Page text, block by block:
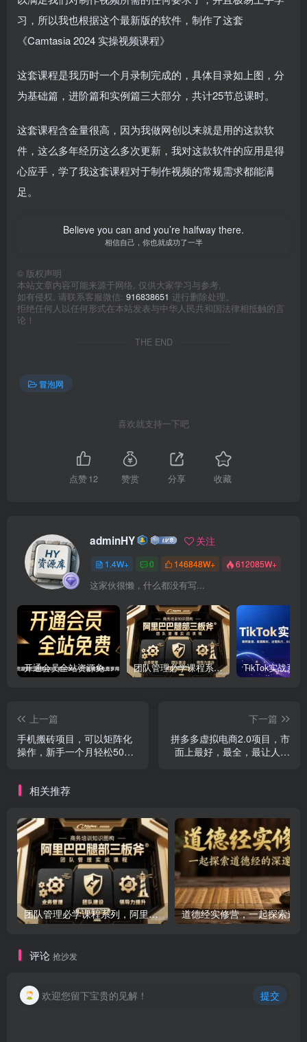
习，所以我也根据这个最新版的软件，制作了这套
《Camtasia 2024 实操视频课程》
这套课程是我历时一个月录制完成的，具体目录如上图，分
为基础篇，进阶篇和实例篇三大部分，共计25节总课时。
这套课程含金量很高，因为我做网创以来就是用的这款软
件，这么多年经历这么多次更新，我对这款软件的应用是得
心应手，学了我这套课程对于制作视频的常规需求都能满
足。
Believe you can and you’re halfway there.
相信自己，你也就成功了一半
© 版权声明
本站文章内容可能来源于网络, 仅供大家学习与参考,
如有侵权, 请联系客服微信: 916838651 进行删除处理。
拒绝任何人以任何形式在本站发表与中华人民共和国法律相抵触的言
论！
THE END
冒泡网
喜欢就支持一下吧
点赞12 赞赏 分享 收藏
adminHY 关注
1.4W+ 0 146848W+ 612085W+
这家伙很懒，什么都没有写...
开通会员全站资源免费下载 开通VIP会员 HY资源库 团队管理必学课程系列，阿里巴巴“腿部三板斧”
上一篇
手机搬砖项目，可以矩阵化
操作，新手一个月轻松5000
下一篇
拼多多虚拟电商2.0项目，市
面上最好，最全，最让人容
相关推荐
团队管理必学课程系列，阿里巴巴“腿部三板斧”
评论 抢沙发
欢迎您留下宝贵的见解！ 提交